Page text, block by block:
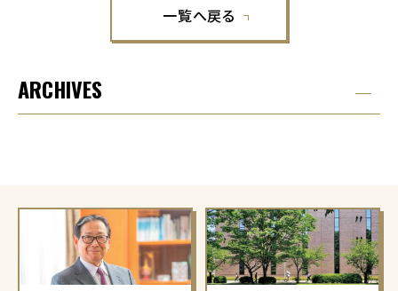
一覧へ戻る
ARCHIVES